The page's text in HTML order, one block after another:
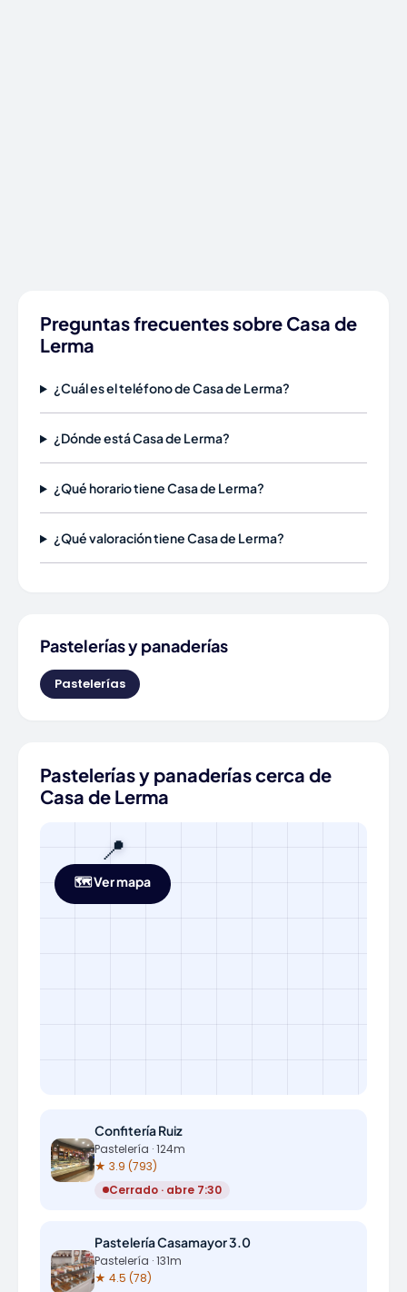
Preguntas frecuentes sobre Casa de
Lerma
¿Cuál es el teléfono de Casa de Lerma?
¿Dónde está Casa de Lerma?
¿Qué horario tiene Casa de Lerma?
¿Qué valoración tiene Casa de Lerma?
Pastelerías y panaderías
Pastelerías
Pastelerías y panaderías cerca de
Casa de Lerma
📍
🗺️ Ver mapa
Confitería Ruiz
Pastelería · 124m
★ 3.9 (793)
Cerrado · abre 7:30
Pastelería Casamayor 3.0
Pastelería · 131m
★ 4.5 (78)